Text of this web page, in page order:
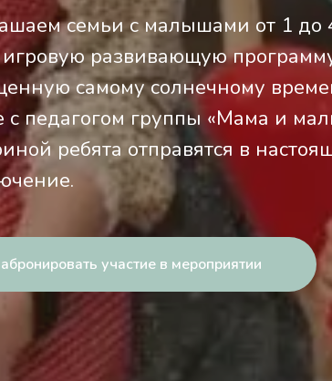
семьи с малышами от 1 до
развивающую
самому солнечному
с педагогом группы «Мама и
ребята отправятся в
участие в мероприятии